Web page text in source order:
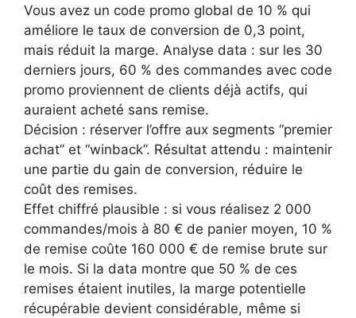
Vous avez un code promo global de 10 % qui
améliore le taux de conversion de 0,3 point,
mais réduit la marge. Analyse data : sur les 30
derniers jours, 60 % des commandes avec code
promo proviennent de clients déjà actifs, qui
auraient acheté sans remise.
Décision : réserver l’offre aux segments “premier
achat” et “winback”. Résultat attendu : maintenir
une partie du gain de conversion, réduire le
coût des remises.
Effet chiffré plausible : si vous réalisez 2 000
commandes/mois à 80 € de panier moyen, 10 %
de remise coûte 160 000 € de remise brute sur
le mois. Si la data montre que 50 % de ces
remises étaient inutiles, la marge potentielle
récupérable devient considérable, même si